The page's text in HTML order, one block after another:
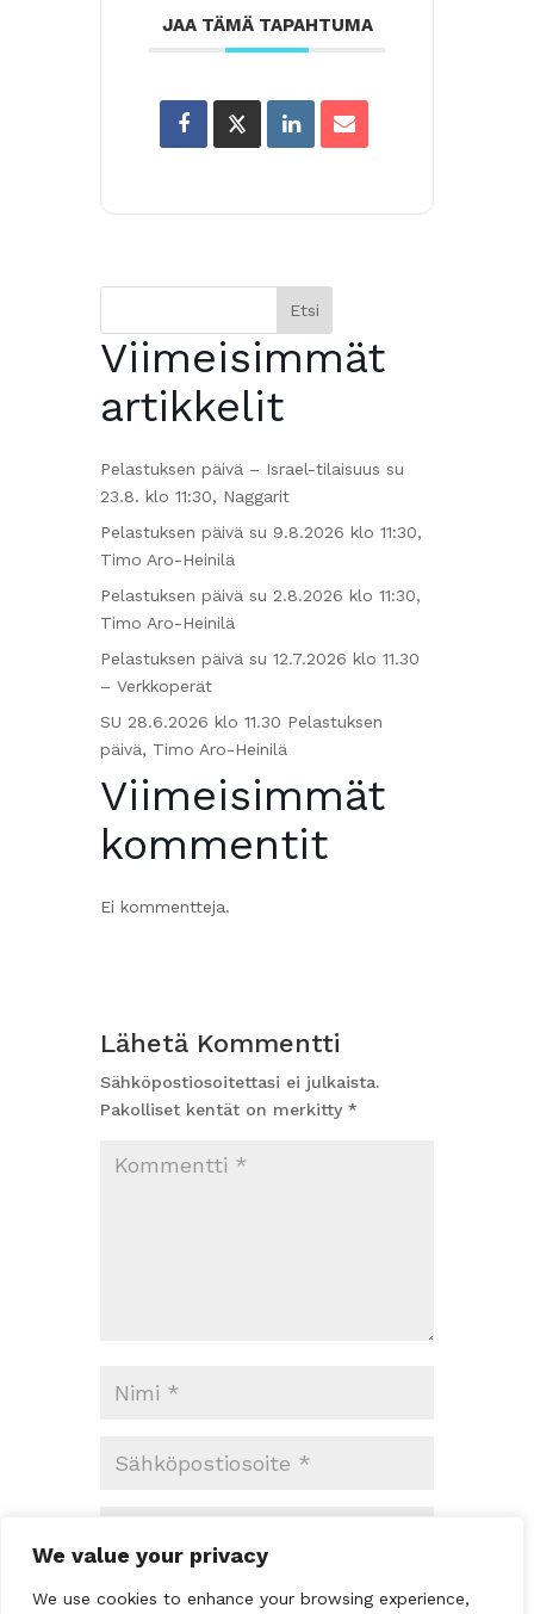
We value your privacy
We use cookies to enhance your browsing experience,
JAA TÄMÄ TAPAHTUMA
Etsi
Viimeisimmät
artikkelit
Pelastuksen päivä – Israel-tilaisuus su
23.8. klo 11:30, Naggarit
Pelastuksen päivä su 9.8.2026 klo 11:30,
Timo Aro-Heinilä
Pelastuksen päivä su 2.8.2026 klo 11:30,
Timo Aro-Heinilä
Pelastuksen päivä su 12.7.2026 klo 11.30
– Verkkoperät
SU 28.6.2026 klo 11.30 Pelastuksen
päivä, Timo Aro-Heinilä
Viimeisimmät
kommentit
Ei kommentteja.
Lähetä Kommentti
Sähköpostiosoitettasi ei julkaista.
Pakolliset kentät on merkitty *
Tallenna nimeni,